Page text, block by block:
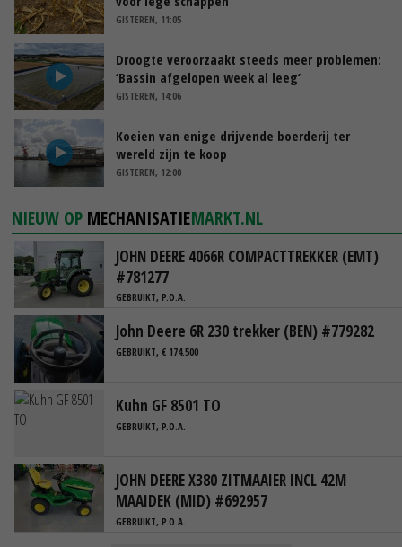
GISTEREN, 11:05
Droogte veroorzaakt steeds meer problemen:
‘Bassin afgelopen week al leeg’
GISTEREN, 14:06
Koeien van enige drijvende boerderij ter
wereld zijn te koop
GISTEREN, 12:00
NIEUW OP MECHANISATIEMARKT.NL
JOHN DEERE 4066R COMPACTTREKKER (EMT)
#781277
GEBRUIKT, P.O.A.
John Deere 6R 230 trekker (BEN) #779282
GEBRUIKT, € 174.500
Kuhn GF 8501 TO
GEBRUIKT, P.O.A.
JOHN DEERE X380 ZITMAAIER INCL 42M
MAAIDEK (MID) #692957
GEBRUIKT, P.O.A.